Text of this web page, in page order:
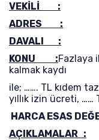
VEKİLİ :
ADRES :
DAVALI :
KONU :Fazlaya
kalmak kaydı
ile; ……. TL kıdem
yıllık izin ücreti, ……
HARCA ESAS
AÇIKLAMALAR :